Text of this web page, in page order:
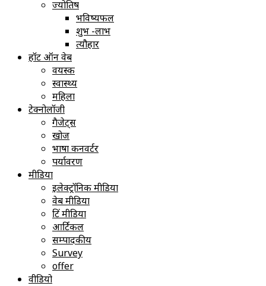
ज्योतिष
भविष्यफल
शुभ -लाभ
त्यौहार
हॉट ऑन वेब
वयस्क
स्वास्थ्य
महिला
टेक्नोलॉजी
गैजेट्स
खोज
भाषा कनवर्टर
पर्यावरण
मीडिया
इलेक्ट्रॉनिक मीडिया
वेब मीडिया
प्रिंट मीडिया
आर्टिकल
सम्पादकीय
Survey
offer
वीडियो